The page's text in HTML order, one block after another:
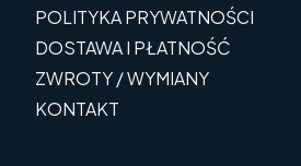
POLITYKA PRYWATNOŚCI
DOSTAWA I PŁATNOŚĆ
ZWROTY / WYMIANY
KONTAKT